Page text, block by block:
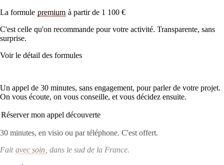
La formule premium à partir de 1 100 €
C'est celle qu'on recommande pour votre activité. Transparente, sans
surprise.
Voir le détail des formules
Un appel de 30 minutes, sans engagement, pour parler de votre projet.
On vous écoute, on vous conseille, et vous décidez ensuite.
Réserver mon appel découverte
30 minutes, en visio ou par téléphone. C'est offert.
Fait avec soin , dans le sud de la France.